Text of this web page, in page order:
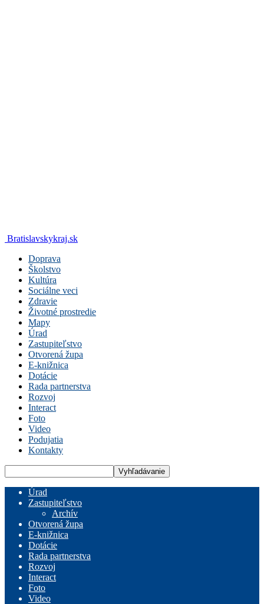
Bratislavskykraj.sk
Doprava
Školstvo
Kultúra
Sociálne veci
Zdravie
Životné prostredie
Mapy
Úrad
Zastupiteľstvo
Otvorená župa
E-knižnica
Dotácie
Rada partnerstva
Rozvoj
Interact
Foto
Video
Podujatia
Kontakty
Úrad
Zastupiteľstvo
Archív
Otvorená župa
E-knižnica
Dotácie
Rada partnerstva
Rozvoj
Interact
Foto
Video